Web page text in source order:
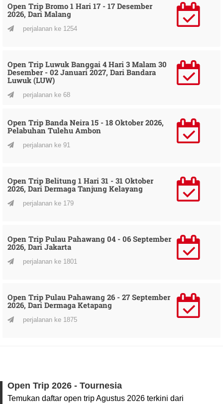
Open Trip Bromo 1 Hari 17 - 17 Desember
2026, Dari Malang
perjalanan ke 1254
Open Trip Luwuk Banggai 4 Hari 3 Malam 30
Desember - 02 Januari 2027, Dari Bandara
Luwuk (LUW)
perjalanan ke 68
Open Trip Banda Neira 15 - 18 Oktober 2026,
Pelabuhan Tulehu Ambon
perjalanan ke 91
Open Trip Belitung 1 Hari 31 - 31 Oktober
2026, Dari Dermaga Tanjung Kelayang
perjalanan ke 179
Open Trip Pulau Pahawang 04 - 06 September
2026, Dari Jakarta
perjalanan ke 1801
Open Trip Pulau Pahawang 26 - 27 September
2026, Dari Dermaga Ketapang
perjalanan ke 1875
Open Trip 2026 - Tournesia
Temukan daftar open trip Agustus 2026 terkini dari